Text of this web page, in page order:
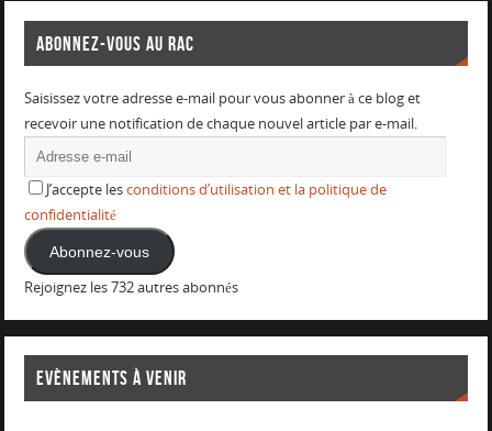
ABONNEZ-VOUS AU RAC
Saisissez votre adresse e-mail pour vous abonner à ce blog et
recevoir une notification de chaque nouvel article par e-mail.
J’accepte lesconditions d’utilisation et la politique de
confidentialité
Abonnez-vous
Rejoignez les 732 autres abonnés
EVÈNEMENTS À VENIR